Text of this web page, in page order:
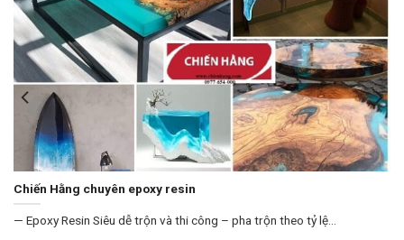
Chiến Hằng chuyên epoxy resin
— Epoxy Resin Siêu dễ trộn và thi công – pha trộn theo tỷ lệ...